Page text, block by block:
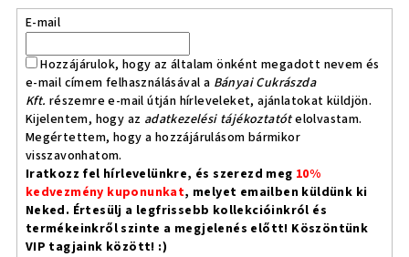
E-mail
Hozzájárulok, hogy az általam önként megadott nevem és
e-mail címem felhasználásával a Bányai Cukrászda
Kft. részemre e-mail útján hírleveleket, ajánlatokat küldjön.
Kijelentem, hogy az adatkezelési tájékoztatótelolvastam.
Megértettem, hogy a hozzájárulásom bármikor
visszavonhatom.
Iratkozz fel hírlevelünkre, és szerezd meg 10%
kedvezmény kuponunkat, melyet emailben küldünk ki
Neked. Értesülj a legfrissebb kollekcióinkról és
termékeinkről szinte a megjelenés előtt! Köszöntünk
VIP tagjaink között! :)